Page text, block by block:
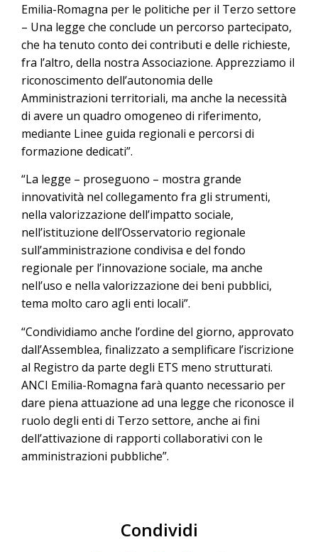
Emilia-Romagna per le politiche per il Terzo settore
– Una legge che conclude un percorso partecipato,
che ha tenuto conto dei contributi e delle richieste,
fra l’altro, della nostra Associazione. Apprezziamo il
riconoscimento dell’autonomia delle
Amministrazioni territoriali, ma anche la necessità
di avere un quadro omogeneo di riferimento,
mediante Linee guida regionali e percorsi di
formazione dedicati”.
“La legge – proseguono – mostra grande
innovatività nel collegamento fra gli strumenti,
nella valorizzazione dell’impatto sociale,
nell’istituzione dell’Osservatorio regionale
sull’amministrazione condivisa e del fondo
regionale per l’innovazione sociale, ma anche
nell’uso e nella valorizzazione dei beni pubblici,
tema molto caro agli enti locali”.
“Condividiamo anche l’ordine del giorno, approvato
dall’Assemblea, finalizzato a semplificare l’iscrizione
al Registro da parte degli ETS meno strutturati.
ANCI Emilia-Romagna farà quanto necessario per
dare piena attuazione ad una legge che riconosce il
ruolo degli enti di Terzo settore, anche ai fini
dell’attivazione di rapporti collaborativi con le
amministrazioni pubbliche”.
Condividi